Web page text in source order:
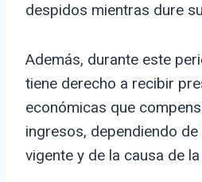
despidos mientras dure
Además, durante este
tiene derecho a recibir
económicas que
ingresos, dependiendo
vigente y de la causa de